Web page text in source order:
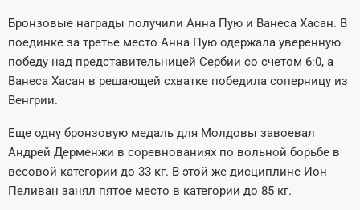
Бронзовые награды получили Анна Пую и Ванеса Хасан. В
поединке за третье место Анна Пую одержала уверенную
победу над представительницей Сербии со счетом 6:0, а
Ванеса Хасан в решающей схватке победила соперницу из
Венгрии.
Еще одну бронзовую медаль для Молдовы завоевал
Андрей Дерменжи в соревнованиях по вольной борьбе в
весовой категории до 33 кг. В этой же дисциплине Ион
Пеливан занял пятое место в категории до 85 кг.